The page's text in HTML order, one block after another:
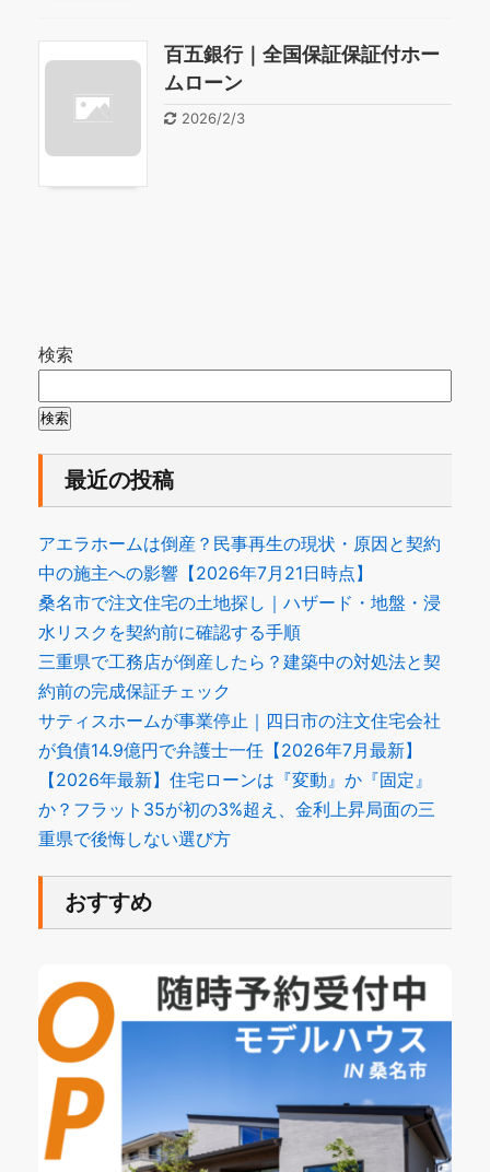
百五銀行｜全国保証保証付ホー
ムローン
2026/2/3
検索
検索
最近の投稿
アエラホームは倒産？民事再生の現状・原因と契約
中の施主への影響【2026年7月21日時点】
桑名市で注文住宅の土地探し｜ハザード・地盤・浸
水リスクを契約前に確認する手順
三重県で工務店が倒産したら？建築中の対処法と契
約前の完成保証チェック
サティスホームが事業停止｜四日市の注文住宅会社
が負債14.9億円で弁護士一任【2026年7月最新】
【2026年最新】住宅ローンは『変動』か『固定』
か？フラット35が初の3%超え、金利上昇局面の三
重県で後悔しない選び方
おすすめ